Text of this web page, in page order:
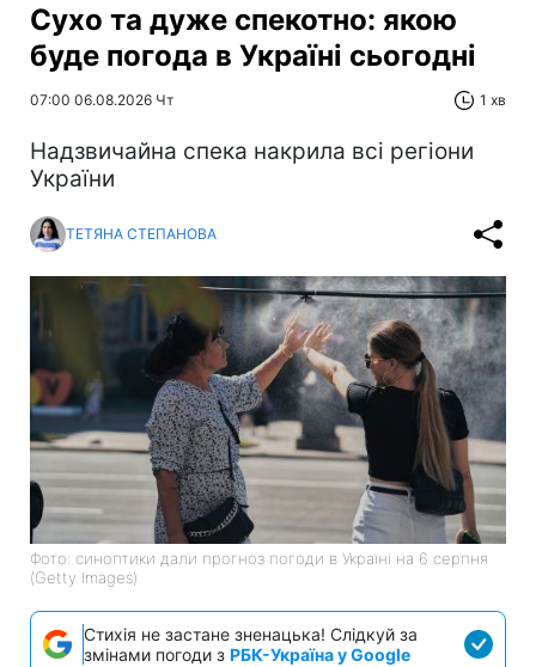
Сухо та дуже спекотно: якою
буде погода в Україні сьогодні
07:00 06.08.2026 Чт 1 хв
Надзвичайна спека накрила всі регіони
України
ТЕТЯНА СТЕПАНОВА
Фото: синоптики дали прогноз погоди в Україні на 6 серпня
(Getty Images)
Стихія не застане зненацька! Слідкуй за
змінами погоди з РБК-Україна у Google